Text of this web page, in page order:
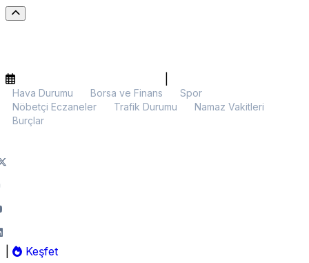
Hava Durumu Borsa ve Finans
Spor
Nöbetçi Eczaneler
Trafik Durumu
Namaz Vakitleri
Burçlar
Keşfet